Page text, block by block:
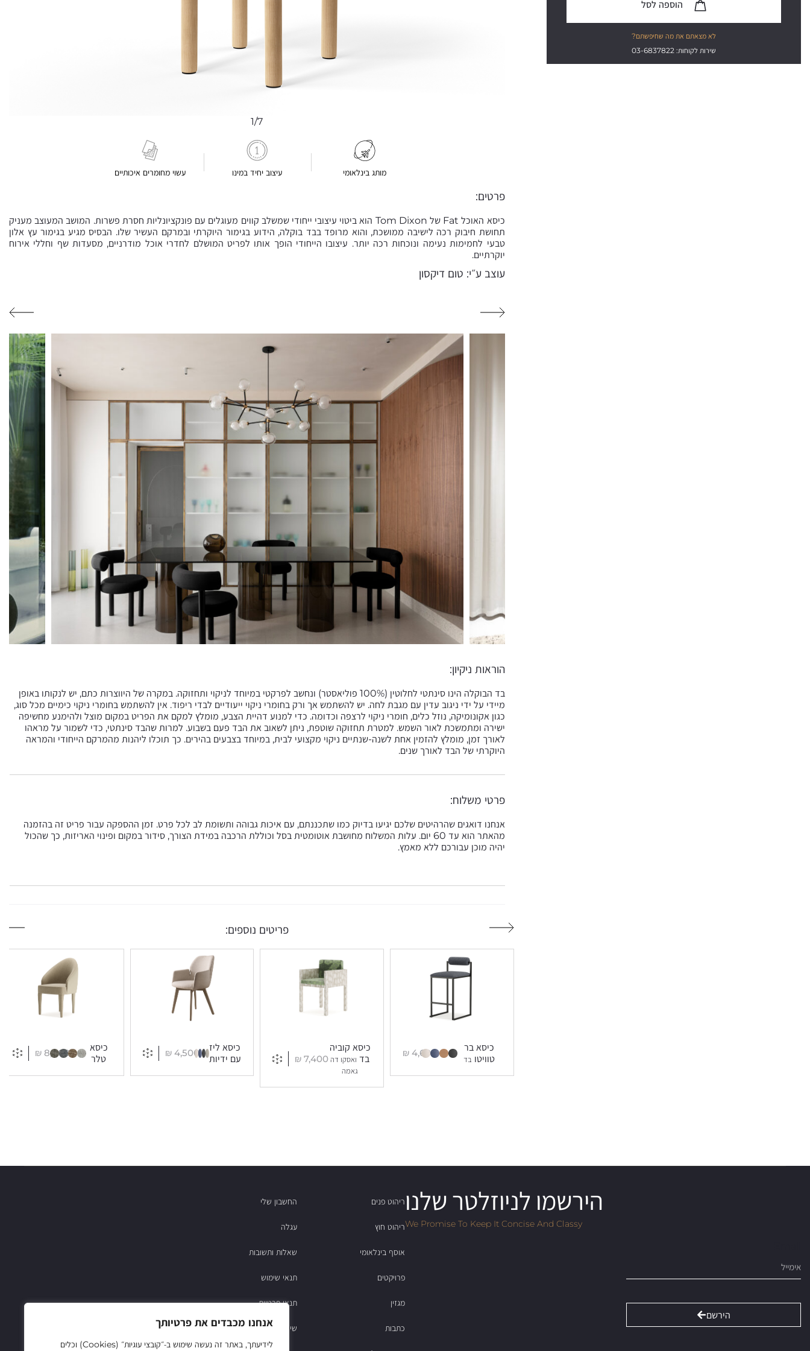
אנחנו מכבדים את פרטיותך
לידיעתך, באתר זה נעשה שימוש ב‑״קובצי עוגיות״ (Cookies) וכלים
1/7
מותג בינלאומי עיצוב יחיד במינו עשוי מחומרים איכותיים
פרטים:
כיסא האוכל Fat של Tom Dixon הוא ביטוי עיצובי ייחודי שמשלב קווים מעוגלים עם פונקציונליות חסרת פשרות. המושב המעוצב מעניק
תחושת חיבוק רכה לישיבה ממושכת, והוא מרופד בבד בוקלה, הידוע בגימור היוקרתי ובמרקם העשיר שלו. הבסיס מגיע בגימור עץ אלון
טבעי לחמימות נעימה ונוכחות רכה יותר. עיצובו הייחודי הופך אותו לפריט המושלם לחדרי אוכל מודרניים, מסעדות שף וחללי אירוח
יוקרתיים.
עוצב ע״י: טום דיקסון
הוראות ניקיון:
בד הבוקלה הינו סינתטי לחלוטין (100% פוליאסטר) ונחשב לפרקטי במיוחד לניקוי ותחזוקה. במקרה של היווצרות כתם, יש לנקותו באופן
מיידי על ידי ניגוב עדין עם מגבת לחה. יש להשתמש אך ורק בחומרי ניקוי ייעודיים לבדי ריפוד. אין להשתמש בחומרי ניקוי כימיים מכל סוג,
כגון אקונומיקה, נוזל כלים, חומרי ניקוי לרצפה וכדומה. כדי למנוע דהיית הצבע, מומלץ למקם את הפריט במקום מוצל ולהימנע מחשיפה
ישירה ומתמשכת לאור השמש. למטרת תחזוקה שוטפת, ניתן לשאוב את הבד פעם בשבוע. למרות שהבד סינתטי, כדי לשמור על מראהו
לאורך זמן, מומלץ להזמין אחת לשנה-שנתיים ניקוי מקצועי לבית, במיוחד בצבעים בהירים. כך תוכלו ליהנות מהמרקם הייחודי והמראה
היוקרתי של הבד לאורך שנים.
פרטי משלוח:
אנחנו דואגים שהרהיטים שלכם יגיעו בדיוק כמו שתכננתם, עם איכות גבוהה ותשומת לב לכל פרט. זמן ההספקה עבור פריט זה בהזמנה
מהאתר הוא עד 60 יום. עלות המשלוח מחושבת אוטומטית בסל וכוללת הרכבה במידת הצורך, סידור במקום ופינוי האריזות, כך שהכול
יהיה מוכן עבורכם ללא מאמץ.
פריטים נוספים:
כיסא בר
טוויטו בד
4,600
₪
כיסא קוביה
בד ואסקו דה
גאמה
7,400
₪
כיסא ליז
עם ידיות
4,500
₪
כיסא
טלר
8,000
₪
לא מצאתם את מה שחיפשתם?
שירות לקוחות: 03-6837822
הירשמו לניוזלטר שלנו
We Promise To Keep It Concise And Classy
הירשם
ריהוט פנים
ריהוט חוץ
אוסף בינלאומי
פרויקטים
מגזין
כתבות
החשבון שלי
עגלה
שאלות ותשובות
תנאי שימוש
תנאי פרטיות
שירות לקוחות: 03-6837822